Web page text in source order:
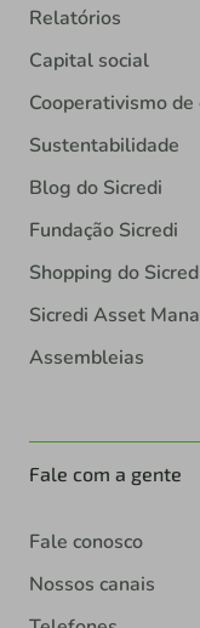
Relatórios
Capital social
Cooperativismo
Sustentabilidade
Blog do Sicredi
Fundação Sicredi
Shopping do
Sicredi Asset
Assembleias
Fale com a gente
Fale conosco
Nossos canais